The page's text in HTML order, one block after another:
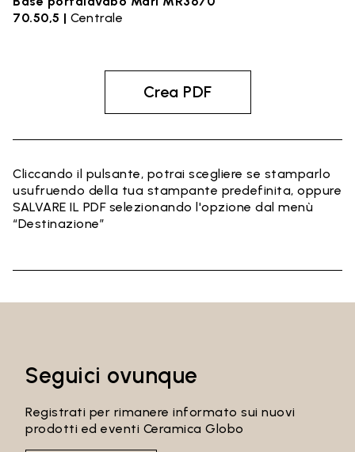
70.50,5 | Centrale
Crea PDF
Cliccando il pulsante, potrai scegliere se stamparlo
usufruendo della tua stampante predefinita, oppure
SALVARE IL PDF selezionando l'opzione dal menù
“Destinazione”
Seguici ovunque
Registrati per rimanere informato sui nuovi
prodotti ed eventi Ceramica Globo